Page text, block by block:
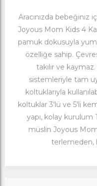
Aracınızda bebeğiniz
Joyous Mom Kids 4
pamuk dokusuyla
özelliğe sahip.
takılır ve
sistemleriyle tam
koltuklarıyla
koltuklar 3'lü ve 5'li
yapı, kolay kurulum
müslin Joyous
terlemeden,